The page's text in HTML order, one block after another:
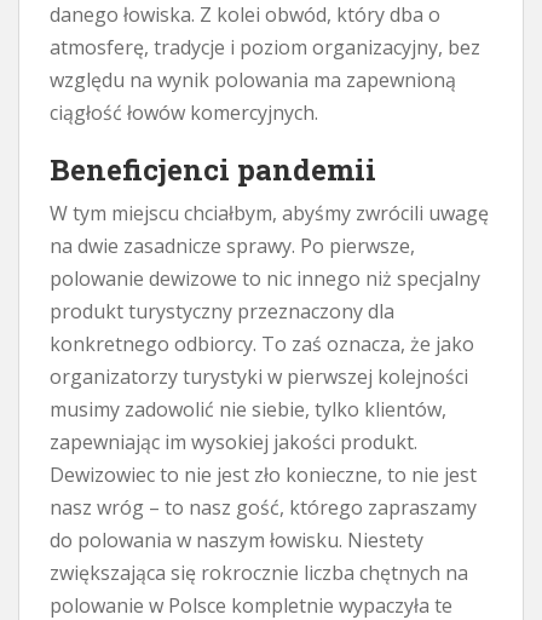
danego łowiska. Z kolei obwód, który dba o
atmosferę, tradycje i poziom organizacyjny, bez
względu na wynik polowania ma zapewnioną
ciągłość łowów komercyjnych.
Beneficjenci pandemii
W tym miejscu chciałbym, abyśmy zwrócili uwagę
na dwie zasadnicze sprawy. Po pierwsze,
polowanie dewizowe to nic innego niż specjalny
produkt turystyczny przeznaczony dla
konkretnego odbiorcy. To zaś oznacza, że jako
organizatorzy turystyki w pierwszej kolejności
musimy zadowolić nie siebie, tylko klientów,
zapewniając im wysokiej jakości produkt.
Dewizowiec to nie jest zło konieczne, to nie jest
nasz wróg – to nasz gość, którego zapraszamy
do polowania w naszym łowisku. Niestety
zwiększająca się rokrocznie liczba chętnych na
polowanie w Polsce kompletnie wypaczyła te